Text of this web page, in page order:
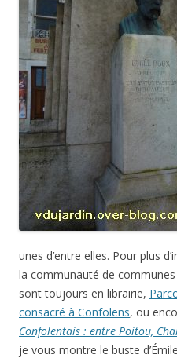
unes d’entre elles. Pour plus
la communauté de
sont toujours en librairie,
consacré à Confolens, ou
Confolentais : entre Poitou,
je vous montre le buste